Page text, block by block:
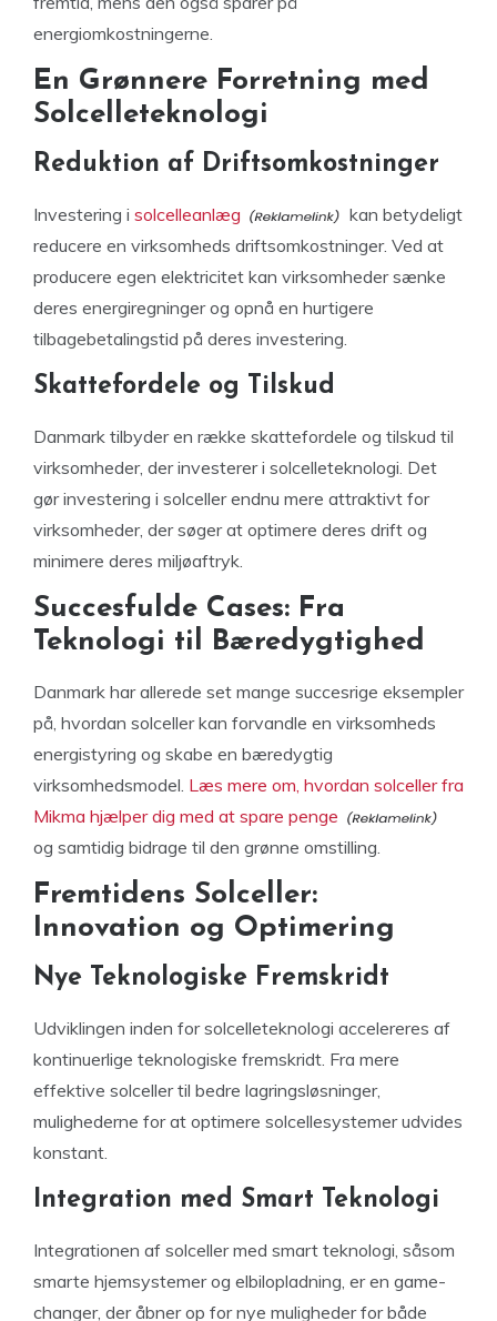
energiomkostningerne.
En Grønnere Forretning med
Solcelleteknologi
Reduktion af Driftsomkostninger
Investering i solcelleanlæg
kan betydeligt
reducere en virksomheds driftsomkostninger. Ved at
producere egen elektricitet kan virksomheder sænke
deres energiregninger og opnå en hurtigere
tilbagebetalingstid på deres investering.
Skattefordele og Tilskud
Danmark tilbyder en række skattefordele og tilskud til
virksomheder, der investerer i solcelleteknologi. Det
gør investering i solceller endnu mere attraktivt for
virksomheder, der søger at optimere deres drift og
minimere deres miljøaftryk.
Succesfulde Cases: Fra
Teknologi til Bæredygtighed
Danmark har allerede set mange succesrige eksempler
på, hvordan solceller kan forvandle en virksomheds
energistyring og skabe en bæredygtig
virksomhedsmodel. Læs mere om, hvordan solceller fra
Mikma hjælper dig med at spare penge
og samtidig bidrage til den grønne omstilling.
Fremtidens Solceller:
Innovation og Optimering
Nye Teknologiske Fremskridt
Udviklingen inden for solcelleteknologi accelereres af
kontinuerlige teknologiske fremskridt. Fra mere
effektive solceller til bedre lagringsløsninger,
mulighederne for at optimere solcellesystemer udvides
konstant.
Integration med Smart Teknologi
Integrationen af solceller med smart teknologi, såsom
smarte hjemsystemer og elbilopladning, er en game-
changer, der åbner op for nye muligheder for både